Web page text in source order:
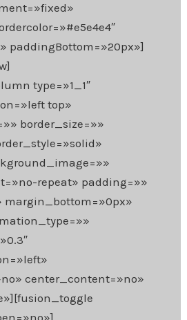
paddingBottom=»20px»]
type=»1_1″
top»
border_size=»»
repeat» padding=»»
margin_bottom=»0px»
center_content=»no»